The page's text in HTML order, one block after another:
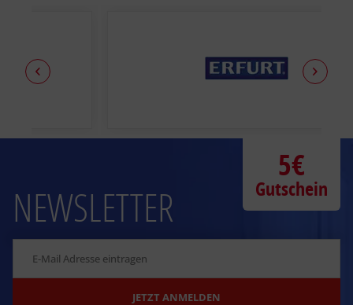
NEWSLETTER
JETZT ANMELDEN
5€
Gutschein